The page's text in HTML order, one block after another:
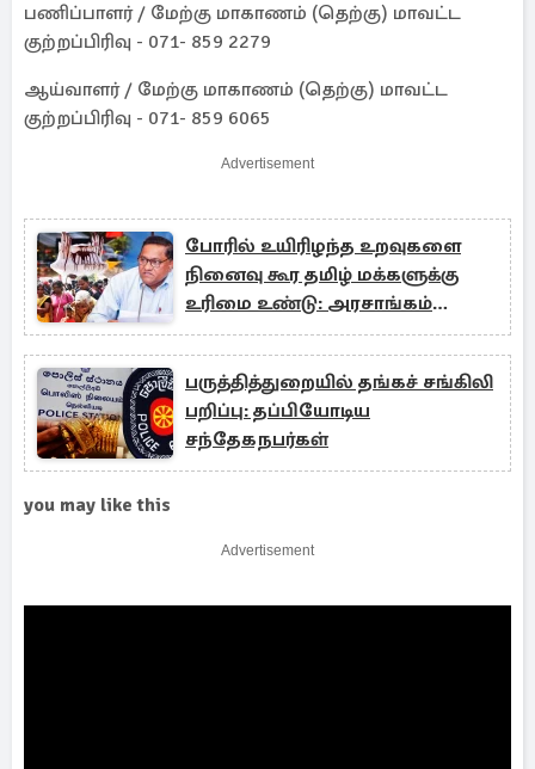
பணிப்பாளர் / மேற்கு மாகாணம் (தெற்கு) மாவட்ட
குற்றப்பிரிவு - 071- 859 2279
ஆய்வாளர் / மேற்கு மாகாணம் (தெற்கு) மாவட்ட
குற்றப்பிரிவு - 071- 859 6065
Advertisement
போரில் உயிரிழந்த உறவுகளை
நினைவு கூர தமிழ் மக்களுக்கு
உரிமை உண்டு: அரசாங்கம்
அறிவிப்பு
பருத்தித்துறையில் தங்கச் சங்கிலி
பறிப்பு: தப்பியோடிய
சந்தேகநபர்கள்
you may like this
Advertisement